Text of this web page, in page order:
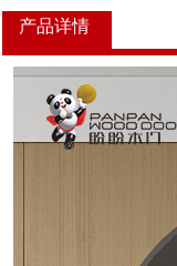
4、
因
产品详情